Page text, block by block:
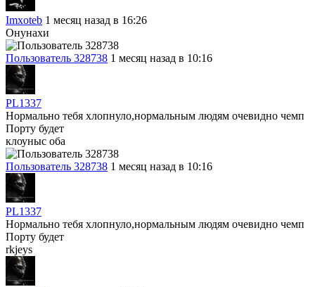
Imxoteb 1 месяц назад в 16:26
Онунахи
Пользователь 328738 1 месяц назад в 10:16
PL1337
Нормально тебя хлопнуло,нормальным людям очевидно чемп
Порту будет
клоуныс оба
Пользователь 328738 1 месяц назад в 10:16
PL1337
Нормально тебя хлопнуло,нормальным людям очевидно чемп
Порту будет
rkjeys